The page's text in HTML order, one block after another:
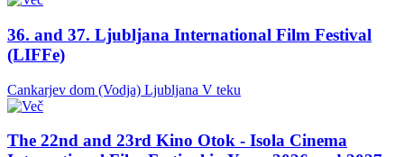
36. and 37. Ljubljana International Film Festival
(LIFFe)
Cankarjev dom (Vodja) Ljubljana V teku
The 22nd and 23rd Kino Otok - Isola Cinema